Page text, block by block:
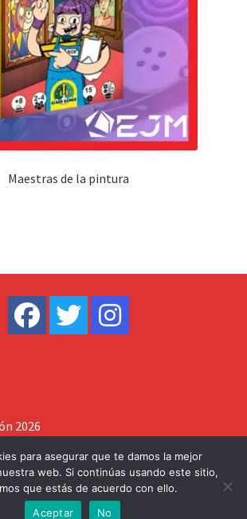
Maestras de la pintura
2026
para asegurar que te damos la mejor
web. Si continúas usando este sitio,
que estás de acuerdo con ello.
Aceptar
No